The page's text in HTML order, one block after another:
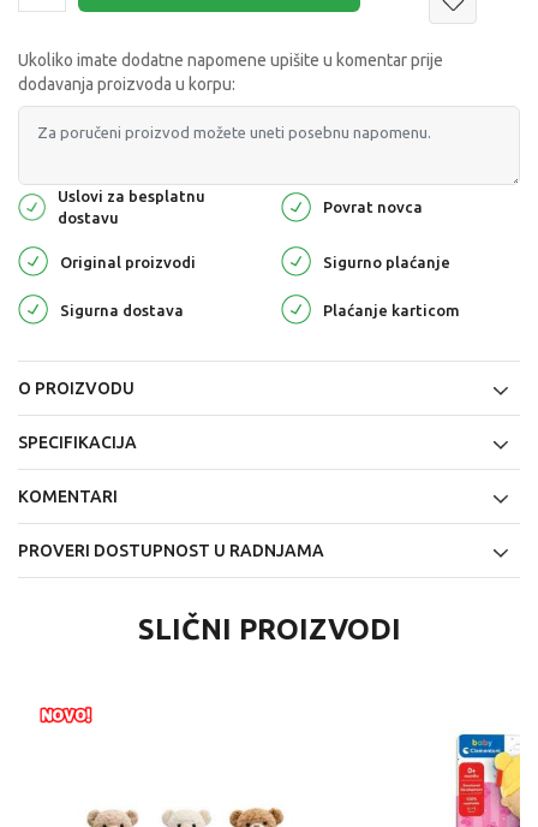
Ukoliko imate dodatne napomene upišite u komentar prije
dodavanja proizvoda u korpu:
Uslovi za besplatnu
dostavu
Povrat novca
Original proizvodi Sigurno plaćanje
Sigurna dostava Plaćanje karticom
O PROIZVODU
SPECIFIKACIJA
KOMENTARI
PROVERI DOSTUPNOST U RADNJAMA
SLIČNI PROIZVODI